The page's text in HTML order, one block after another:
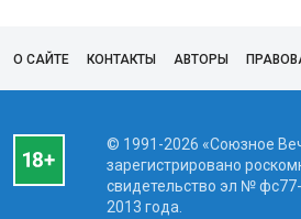
О САЙТЕ КОНТАКТЫ АВТОРЫ
© 1991-2026 «Союзное
зарегистрировано
свидетельство эл №
2013 года.